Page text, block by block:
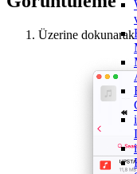
Üzerine dokunarak